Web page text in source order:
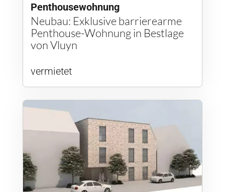
Penthousewohnung
Neubau: Exklusive barrierearme
Penthouse-Wohnung in Bestlage
von Vluyn
vermietet